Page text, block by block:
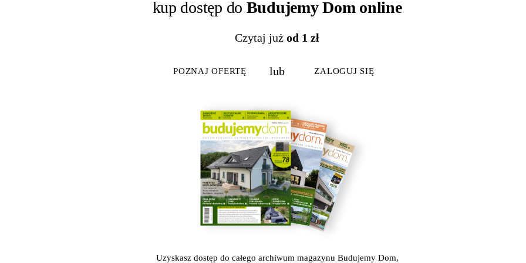
kup dostęp do Budujemy Dom online
Czytaj już od 1 zł
POZNAJ OFERTĘ lub ZALOGUJ SIĘ
Uzyskasz dostęp do całego archiwum magazynu Budujemy Dom,